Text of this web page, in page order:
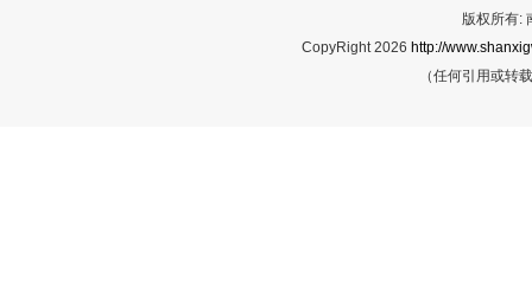
版权所有:
CopyRight 2026 http://
（任何引用或转